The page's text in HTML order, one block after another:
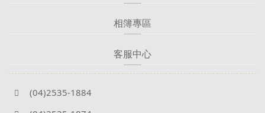
相簿專區
客服中心
(04)2535-1884